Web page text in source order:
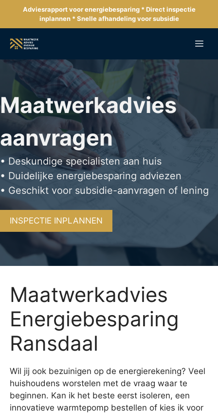
de
inhoud
Adviesrapport voor energiebesparing * Direct inspectie
inplannen * Snelle afhandeling voor subsidie
Maatwerkadvies
aanvragen
• Deskundige specialisten aan huis
• Duidelijke energiebesparing adviezen
• Geschikt voor subsidie-aanvragen of lening
INSPECTIE INPLANNEN
Maatwerkadvies
Energiebesparing
Ransdaal
Wil jij ook bezuinigen op de energierekening? Veel
huishoudens worstelen met de vraag waar te
beginnen. Kan ik het beste eerst isoleren, een
innovatieve warmtepomp bestellen of kies ik voor